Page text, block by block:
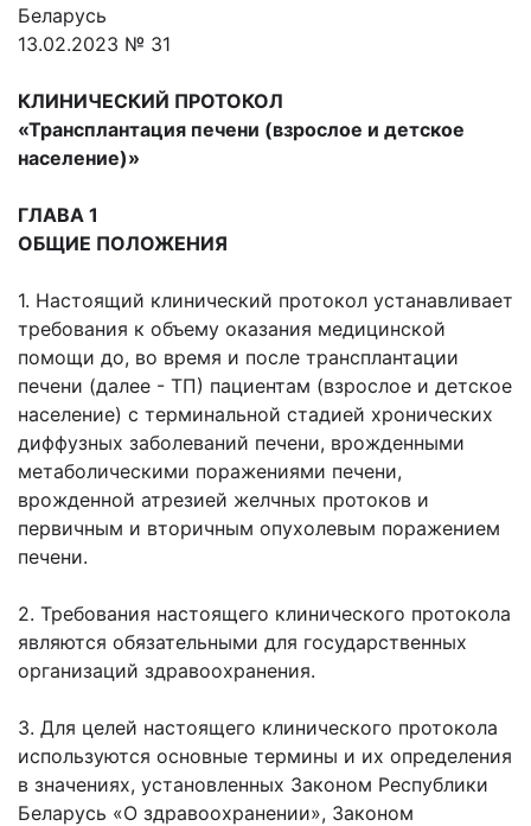
Беларусь
13.02.2023 № 31
КЛИНИЧЕСКИЙ ПРОТОКОЛ
«Трансплантация печени (взрослое и детское
население)»
ГЛАВА 1
ОБЩИЕ ПОЛОЖЕНИЯ
1. Настоящий клинический протокол устанавливает
требования к объему оказания медицинской
помощи до, во время и после трансплантации
печени (далее - ТП) пациентам (взрослое и детское
население) с терминальной стадией хронических
диффузных заболеваний печени, врожденными
метаболическими поражениями печени,
врожденной атрезией желчных протоков и
первичным и вторичным опухолевым поражением
печени.
2. Требования настоящего клинического протокола
являются обязательными для государственных
организаций здравоохранения.
3. Для целей настоящего клинического протокола
используются основные термины и их определения
в значениях, установленных Законом Республики
Беларусь «О здравоохранении», Законом